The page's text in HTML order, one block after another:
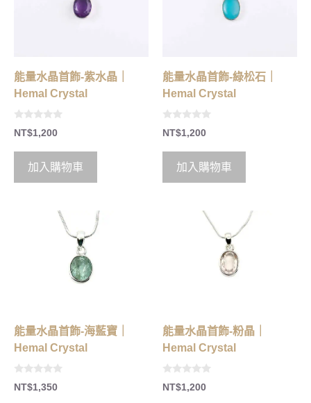
能量水晶首飾-紫水晶｜
Hemal Crystal
0
o
t
5
NT$1,200
加入購物車
能量水晶首飾-綠松石｜
Hemal Crystal
0
o
t
5
NT$1,200
加入購物車
能量水晶首飾-海藍寶｜
Hemal Crystal
0
oNT$1,350
能量水晶首飾-粉晶｜
Hemal Crystal
0
oNT$1,200